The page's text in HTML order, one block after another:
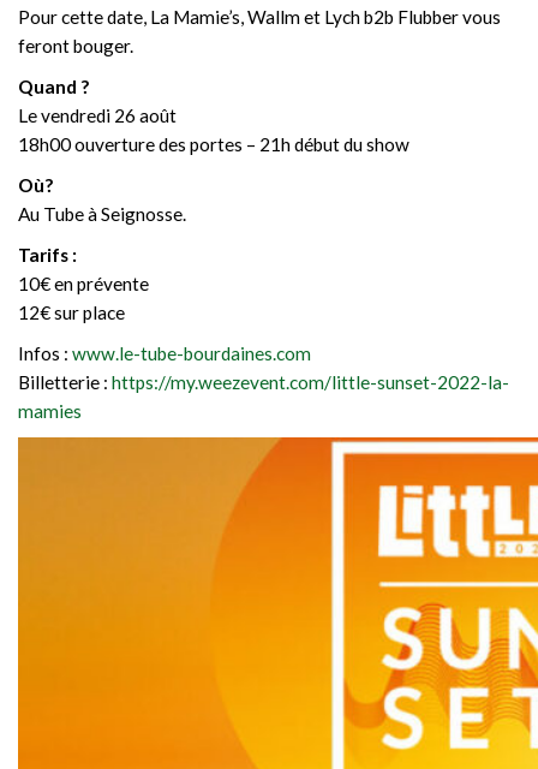
Pour cette date, La Mamie’s, Wallm et Lych b2b Flubber vous
feront bouger.
Quand ?
Le vendredi 26 août
18h00 ouverture des portes – 21h début du show
Où?
Au Tube à Seignosse.
Tarifs :
10€ en prévente
12€ sur place
Infos : www.le-tube-bourdaines.com
Billetterie : https://my.weezevent.com/little-sunset-2022-la-
mamies